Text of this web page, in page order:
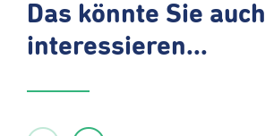
Das könnte Sie auch
interessieren...